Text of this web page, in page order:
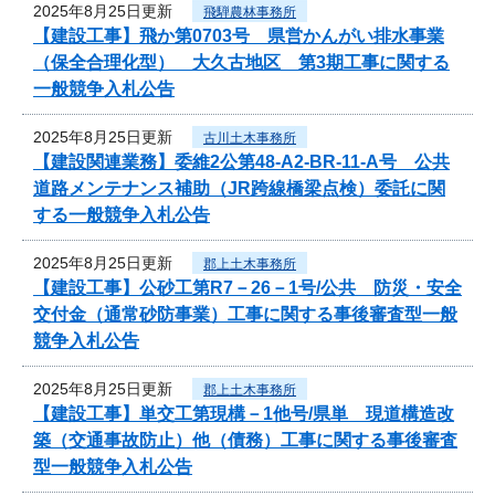
2025年8月25日更新 飛騨農林事務所
【建設工事】飛か第0703号 県営かんがい排水事業
（保全合理化型） 大久古地区 第3期工事に関する
一般競争入札公告
2025年8月25日更新 古川土木事務所
【建設関連業務】委維2公第48-A2-BR-11-A号 公共
道路メンテナンス補助（JR跨線橋梁点検）委託に関
する一般競争入札公告
2025年8月25日更新 郡上土木事務所
【建設工事】公砂工第R7－26－1号/公共 防災・安全
交付金（通常砂防事業）工事に関する事後審査型一般
競争入札公告
2025年8月25日更新 郡上土木事務所
【建設工事】単交工第現構－1他号/県単 現道構造改
築（交通事故防止）他（債務）工事に関する事後審査
型一般競争入札公告